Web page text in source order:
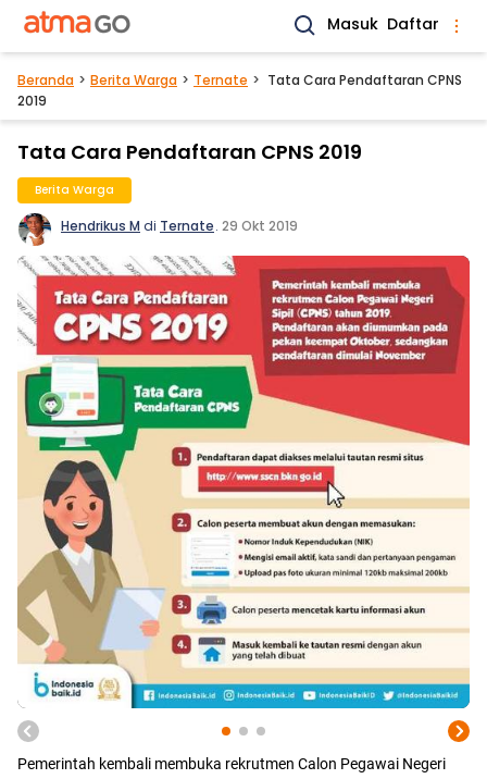
Masuk Daftar
Beranda Berita Warga Ternate
Tata Cara Pendaftaran CPNS
2019
Tata Cara Pendaftaran CPNS 2019
Berita Warga
Hendrikus M di Ternate. 29 Okt 2019
Pemerintah kembali membuka rekrutmen Calon Pegawai Negeri